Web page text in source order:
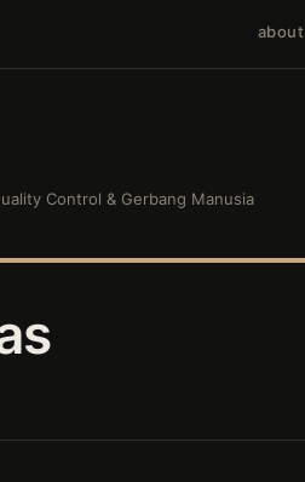
about
Control & Gerbang Manusia